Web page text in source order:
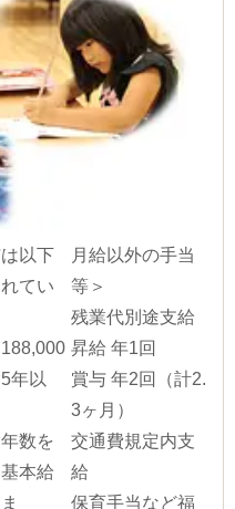
以下
てい
年以
数を
本給
月給以外の手当
等＞
残業代別途支給
昇給 年1回
賞与 年2回（計2.
3ヶ月）
交通費規定内支
給
保育手当など福